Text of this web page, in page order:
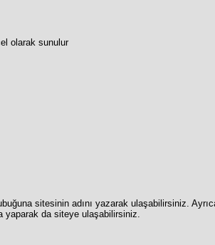
olarak sunulur
sitesinin adını yazarak ulaşabilirsiniz.
yaparak da siteye ulaşabilirsiniz.